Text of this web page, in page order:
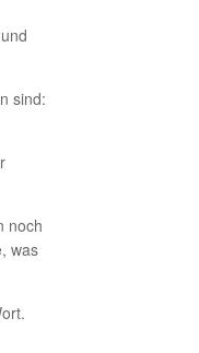
sind:
noch
was